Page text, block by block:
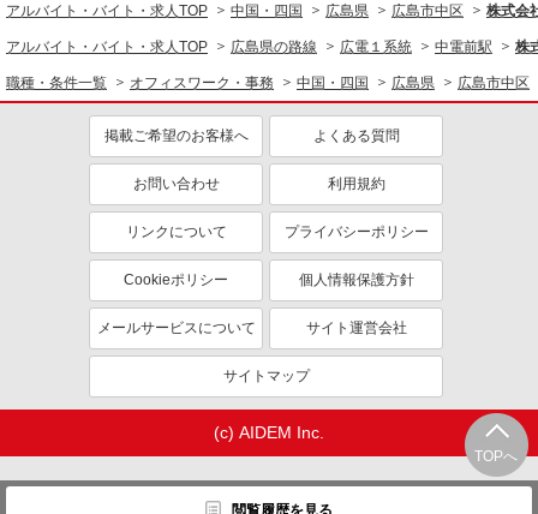
TOPへ
閲覧履歴を見る
アルバイト・バイト・求人TOP 中国・四国 広島県 広島市中区 株式会
アルバイト・バイト・求人TOP 広島県の路線 広電１系統 中電前駅 株
職種・条件一覧 オフィスワーク・事務 中国・四国 広島県 広島市中区
掲載ご希望のお客様へ よくある質問
お問い合わせ 利用規約
リンクについて プライバシーポリシー
Cookieポリシー 個人情報保護方針
メールサービスについて サイト運営会社
サイトマップ
(c) AIDEM Inc.